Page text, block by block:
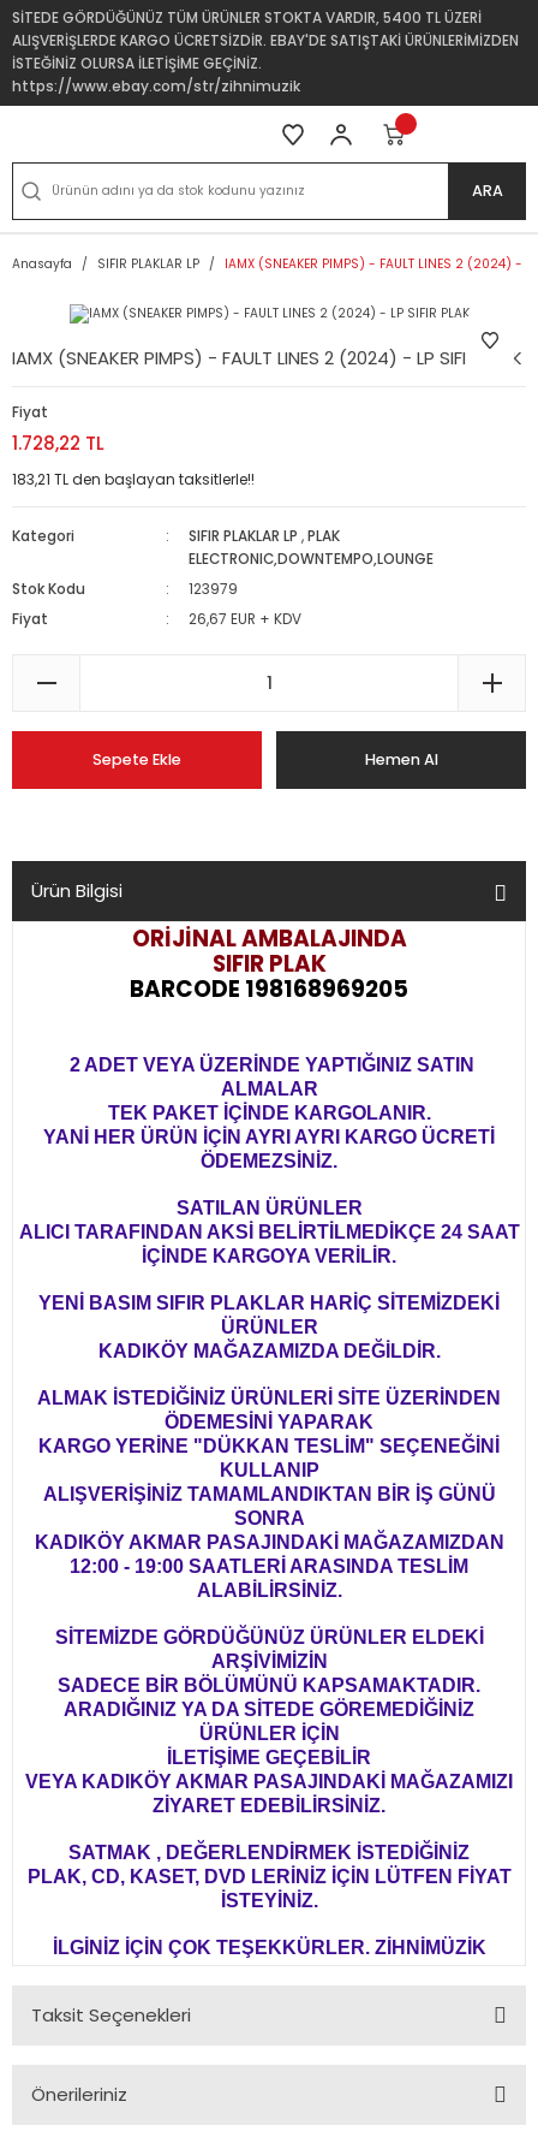
SİTEDE GÖRDÜĞÜNÜZ TÜM ÜRÜNLER STOKTA VARDIR, 5400 TL ÜZERİ
ALIŞVERİŞLERDE KARGO ÜCRETSİZDİR. EBAY'DE SATIŞTAKİ ÜRÜNLERİMİZDEN
İSTEĞİNİZ OLURSA İLETİŞİME GEÇİNİZ.
https://www.ebay.com/str/zihnimuzik
ARA
Anasayfa SIFIR PLAKLAR LP IAMX (SNEAKER PIMPS) - FAULT LINES 2 (2024) -
IAMX (SNEAKER PIMPS) - FAULT LINES 2 (2024) - LP SIFIR PLAK
Fiyat
1.728,22 TL
183,21 TL den başlayan taksitlerle!!
Kategori SIFIR PLAKLAR LP ,PLAK
ELECTRONIC,DOWNTEMPO,LOUNGE
Stok Kodu
123979
Fiyat
26,67 EUR + KDV
Sepete Ekle Hemen Al
Ürün Bilgisi
ORİJİNAL AMBALAJINDA
SIFIR PLAK
BARCODE 198168969205
2 ADET VEYA ÜZERİNDE YAPTIĞINIZ SATIN
ALMALAR
TEK PAKET İÇİNDE KARGOLANIR.
YANİ HER ÜRÜN İÇİN AYRI AYRI KARGO ÜCRETİ
ÖDEMEZSİNİZ.
SATILAN ÜRÜNLER
ALICI TARAFINDAN AKSİ BELİRTİLMEDİKÇE 24 SAAT
İÇİNDE KARGOYA VERİLİR.
YENİ BASIM SIFIR PLAKLAR HARİÇ SİTEMİZDEKİ
ÜRÜNLER
KADIKÖY MAĞAZAMIZDA DEĞİLDİR.
ALMAK İSTEDİĞİNİZ ÜRÜNLERİ SİTE ÜZERİNDEN
ÖDEMESİNİ YAPARAK
KARGO YERİNE "DÜKKAN TESLİM" SEÇENEĞİNİ
KULLANIP
ALIŞVERİŞİNİZ TAMAMLANDIKTAN BİR İŞ GÜNÜ
SONRA
KADIKÖY AKMAR PASAJINDAKİ MAĞAZAMIZDAN
12:00 - 19:00 SAATLERİ ARASINDA TESLİM
ALABİLİRSİNİZ.
SİTEMİZDE GÖRDÜĞÜNÜZ ÜRÜNLER ELDEKİ
ARŞİVİMİZİN
SADECE BİR BÖLÜMÜNÜ KAPSAMAKTADIR.
ARADIĞINIZ YA DA SİTEDE GÖREMEDİĞİNİZ
ÜRÜNLER İÇİN
İLETİŞİME GEÇEBİLİR
VEYA KADIKÖY AKMAR PASAJINDAKİ MAĞAZAMIZI
ZİYARET EDEBİLİRSİNİZ.
SATMAK , DEĞERLENDİRMEK İSTEDİĞİNİZ
PLAK, CD, KASET, DVD LERİNİZ İÇİN LÜTFEN FİYAT
İSTEYİNİZ.
İLGİNİZ İÇİN ÇOK TEŞEKKÜRLER. ZİHNİMÜZİK
Taksit Seçenekleri
Önerileriniz